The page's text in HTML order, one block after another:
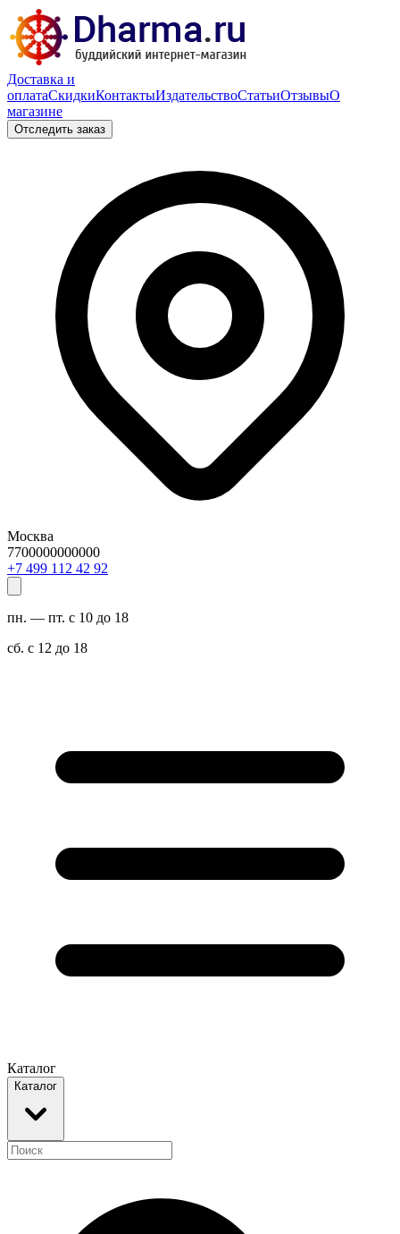
Доставка и
оплатаСкидкиКонтактыИздательствоСтатьиОтзывыО
магазине
Отследить заказ
Москва
7700000000000
29 24 211 994 7+
пн. — пт. с 10 до 18
сб. с 12 до 18
Каталог
Каталог